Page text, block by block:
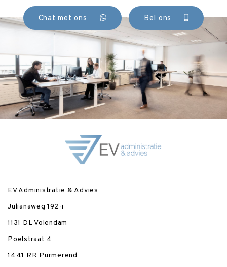
Chat met ons Bel ons
EV Administratie & Advies
Julianaweg 192-i
1131 DL Volendam
Poelstraat 4
1441 RR Purmerend